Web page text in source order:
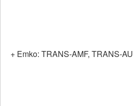
+ Emko: TRANS-AMF, TRANS-